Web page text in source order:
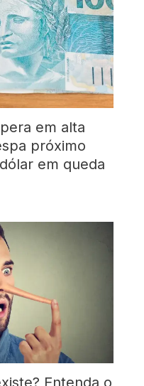
em alta
próximo
em queda
Entenda o